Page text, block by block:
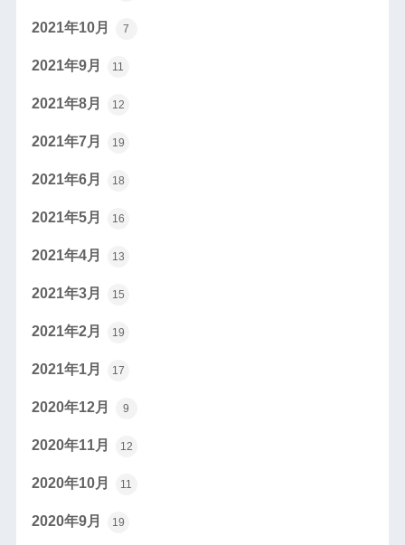
2021年10月 7
2021年9月 11
2021年8月 12
2021年7月 19
2021年6月 18
2021年5月 16
2021年4月 13
2021年3月 15
2021年2月 19
2021年1月 17
2020年12月 9
2020年11月 12
2020年10月 11
2020年9月 19